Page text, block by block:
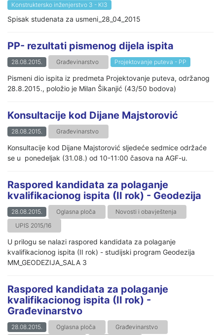
Konstruktersko inženjerstvo 3 - KI3
Spisak studenata za usmeni_28_04_2015
PP- rezultati pismenog dijela ispita
28.08.2015. Građevinarstvo Projektovanje puteva - PP
Pismeni dio ispita iz predmeta Projektovanje puteva, održanog
28.8.2015., položio je Milan Šikanjić (43/50 bodova)
Konsultacije kod Dijane Majstorović
28.08.2015. Građevinarstvo
Konsultacije kod Dijane Majstorović sljedeće sedmice održaće
se u ponedeljak (31.08.) od 10-11:00 časova na AGF-u.
Raspored kandidata za polaganje
kvalifikacionog ispita (II rok) - Geodezija
28.08.2015. Oglasna ploča
Novosti i obavještenja
UPIS 2015/16
U prilogu se nalazi raspored kandidata za polaganje
kvalifikacionog ispita (II rok) - studijski program Geodezija
MM_GEODEZIJA_SALA 3
Raspored kandidata za polaganje
kvalifikacionog ispita (II rok) -
Građevinarstvo
28.08.2015. Oglasna ploča Građevinarstvo